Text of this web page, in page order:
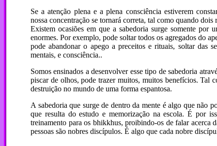
Se a atenção plena e a plena consciência estiverem
nossa concentração se tornará correta, tal como quando
Existem ocasiões em que a sabedoria surge somente por
enormes. Por exemplo, pode soltar todos os agregados do
pode abandonar o apego a preceitos e rituais, soltar das
mentais, e consciência..
Somos ensinados a desenvolver esse tipo de sabedoria
piscar de olhos, pode trazer muitos, muitos benefícios. Tal
destruição no mundo de uma forma espantosa.
A sabedoria que surge de dentro da mente é algo que não
que resulta do estudo e memorização na escola. É por
treinamento para os bhikkhus, proibindo-os de falar acerca
pessoas são nobres discípulos. É algo que cada nobre